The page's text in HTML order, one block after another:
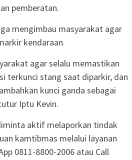
pemberatan.
mengimbau masyarakat agar
kendaraan.
agar selalu memastikan
terkunci stang saat diparkir, dan
kunci ganda sebagai
Iptu Kevin.
aktif melaporkan tindak
kamtibmas melalui layanan
0811-8800-2006 atau Call